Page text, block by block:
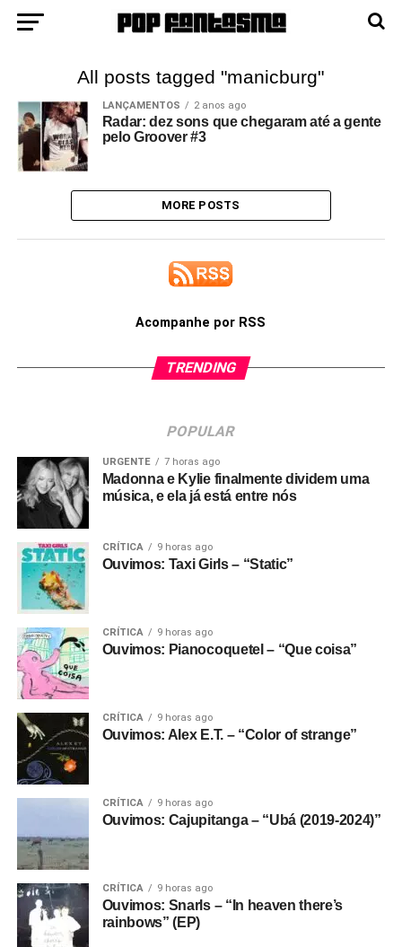
All posts tagged "manicburg"
LANÇAMENTOS 2 anos ago
Radar: dez sons que chegaram até a gente
pelo Groover #3
MORE POSTS
Acompanhe por RSS
TRENDING
POPULAR
URGENTE 7 horas ago
Madonna e Kylie finalmente dividem uma
música, e ela já está entre nós
CRÍTICA 9 horas ago
Ouvimos: Taxi Girls – “Static”
CRÍTICA 9 horas ago
Ouvimos: Pianocoquetel – “Que coisa”
CRÍTICA 9 horas ago
Ouvimos: Alex E.T. – “Color of strange”
CRÍTICA 9 horas ago
Ouvimos: Cajupitanga – “Ubá (2019-2024)”
CRÍTICA 9 horas ago
Ouvimos: Snarls – “In heaven there’s
rainbows” (EP)